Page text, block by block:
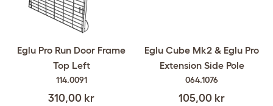
Eglu Pro Run Door Frame
Top Left
114.0091
310,00 kr
Eglu Cube Mk2 & Eglu Pro
Extension Side Pole
064.1076
105,00 kr